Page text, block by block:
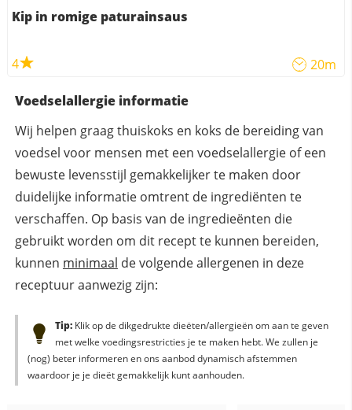
Kip in romige paturainsaus
4 20m
Voedselallergie informatie
Wij helpen graag thuiskoks en koks de bereiding van
voedsel voor mensen met een voedselallergie of een
bewuste levensstijl gemakkelijker te maken door
duidelijke informatie omtrent de ingrediënten te
verschaffen. Op basis van de ingredieënten die
gebruikt worden om dit recept te kunnen bereiden,
kunnen minimaal de volgende allergenen in deze
receptuur aanwezig zijn:
Tip:Klik op de dikgedrukte dieëten/allergieën om aan te geven
met welke voedingsrestricties je te maken hebt. We zullen je
(nog) beter informeren en ons aanbod dynamisch afstemmen
waardoor je je dieët gemakkelijk kunt aanhouden.